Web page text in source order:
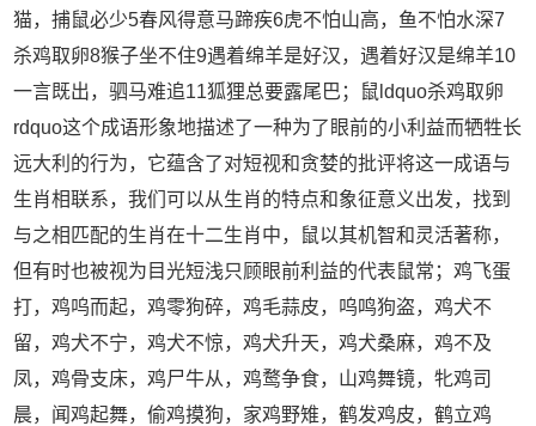
猫，捕鼠必少5春风得意马蹄疾6虎不怕山高，鱼不怕水深7
杀鸡取卵8猴子坐不住9遇着绵羊是好汉，遇着好汉是绵羊10
一言既出，驷马难追11狐狸总要露尾巴；鼠ldquo杀鸡取卵
rdquo这个成语形象地描述了一种为了眼前的小利益而牺牲长
远大利的行为，它蕴含了对短视和贪婪的批评将这一成语与
生肖相联系，我们可以从生肖的特点和象征意义出发，找到
与之相匹配的生肖在十二生肖中，鼠以其机智和灵活著称，
但有时也被视为目光短浅只顾眼前利益的代表鼠常；鸡飞蛋
打，鸡呜而起，鸡零狗碎，鸡毛蒜皮，呜鸣狗盗，鸡犬不
留，鸡犬不宁，鸡犬不惊，鸡犬升天，鸡犬桑麻，鸡不及
凤，鸡骨支床，鸡尸牛从，鸡鹜争食，山鸡舞镜，牝鸡司
晨，闻鸡起舞，偷鸡摸狗，家鸡野雉，鹤发鸡皮，鹤立鸡